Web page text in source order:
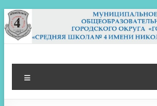
Перейти
к
содержимому
МБОУ СШ 4
Архангельск